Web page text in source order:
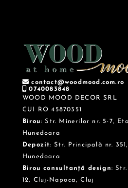
contact@woodmood.com.ro
0740083848
WOOD MOOD DECOR SRL
CUI RO 45870351
Birou: Str. Minerilor nr. 5-7,
Hunedoara
Depozit: Str. Principală nr.
Hunedoara
Birou consultanță design:
12, Cluj-Napoca, Cluj